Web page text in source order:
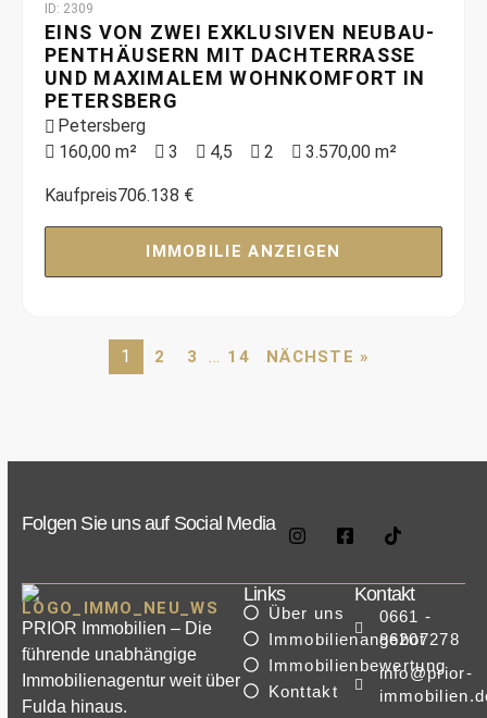
ID: 2309
EINS VON ZWEI EXKLUSIVEN NEUBAU-
PENTHÄUSERN MIT DACHTERRASSE
UND MAXIMALEM WOHNKOMFORT IN
PETERSBERG
Petersberg
160,00 m²
3 4,5 2 3.570,00 m²
Kaufpreis706.138 €
IMMOBILIE ANZEIGEN
1 2 3 … 14 NÄCHSTE »
Folgen Sie uns auf Social Media
PRIOR Immobilien – Die
führende unabhängige
Immobilienagentur weit über
Fulda hinaus.
Links
Über uns
Immobilienangebot
Immobilienbewertung
Konttakt
Kontakt
0661 -
86207278
info@prior-